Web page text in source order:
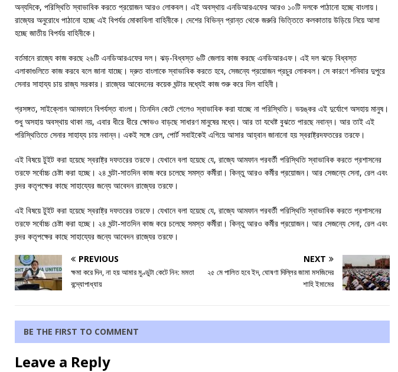
অন্যদিকে, পরিস্থিতি স্বাভাবিক করতে প্রয়োজন আরও লোকবল। এই অবস্থায় এনডিআরএফের আরও ১০টি দলকে পাঠানো হচ্ছে বাংলায়।
রাজ্যের অনুরোধে পাঠানো হচ্ছে এই বিপর্যয় মোকাবিলা বাহিনীকে। দেশের বিভিন্ন প্রান্ত থেকে জরুরি ভিত্তিতে কলকাতায় উড়িয়ে নিয়ে আসা
হচ্ছে জাতীয় বিপর্যয় বাহিনীকে।
বর্তমানে রাজ্যে কাজ করছে ২৬টি এনডিআরএফের দল। ঝড়-বিধ্বস্ত ৬টি জেলায় কাজ করছে এনডিআরএফ। এই দল ঝড়ে বিধ্বস্ত
এলাকাগুলিতে কাজ করবে বলে জানা যাচ্ছে। দ্রুত বাংলাকে স্বাভাবিক করতে হবে, সেজন্যে প্রয়োজন প্রচুর লোকবল। সে কারণে শনিবার দুপুরে
সেনার সাহায্য চায় রাজ্য সরকার। রাজ্যের আবেদনের কয়েক ঘন্টার মধ্যেই কাজ শুরু করে দিল বাহিনী।
প্রসঙ্গত, সাইক্লোন আমফানে বিপর্যস্ত বাংলা। তিনদিন কেটে গেলেও স্বাভাবিক করা যাচ্ছে না পরিস্থিতি। ভয়ঙ্কর এই দুর্যোগে অসহায় মানুষ।
শুধু অসহায় অবস্থায় থাকা নয়, এবার ধীরে ধীরে ক্ষোভও বাড়ছে সাধারণ মানুষের মধ্যে। আর তা যথেষ্ট বুঝতে পারছে নবান্ন। আর তাই এই
পরিস্থিতিতে সেনার সাহায্য চায় নবান্ন। একই সঙ্গে রেল, পোর্ট সবাইকেই এগিয়ে আসার আহ্বান জানানো হয় স্বরাষ্ট্রদফতরের তরফে।
এই বিষয়ে টুইট করা হয়েছে স্বরাষ্ট্র দফতরের তরফে। যেখানে বলা হয়েছে যে, রাজ্যে আমফান পরবর্তী পরিস্থিতি স্বাভাবিক করতে প্রশাসনের
তরফে সর্বোচ্চ চেষ্টা করা হচ্ছে। ২৪ ঘন্টা-সাতদিন কাজ করে চলেছে সমস্ত কর্মীরা। কিন্তু আরও কর্মীর প্রয়োজন। আর সেজন্যে সেনা, রেল এবং
বন্দর কতৃপক্ষের কাছে সাহায্যের জন্যে আবেদন রাজ্যের তরফে।
এই বিষয়ে টুইট করা হয়েছে স্বরাষ্ট্র দফতরের তরফে। যেখানে বলা হয়েছে যে, রাজ্যে আমফান পরবর্তী পরিস্থিতি স্বাভাবিক করতে প্রশাসনের
তরফে সর্বোচ্চ চেষ্টা করা হচ্ছে। ২৪ ঘন্টা-সাতদিন কাজ করে চলেছে সমস্ত কর্মীরা। কিন্তু আরও কর্মীর প্রয়োজন। আর সেজন্যে সেনা, রেল এবং
বন্দর কতৃপক্ষের কাছে সাহায্যের জন্যে আবেদন রাজ্যের তরফে।
PREVIOUS
ক্ষমা করে দিন, না হয় আমার মুণ্ডুটা কেটে নিন: মমতা
বন্দ্যোপাধ্যায়
NEXT
২৫ মে পালিত হবে ইদ, ঘোষণা দিল্লির জামা মসজিদের
শাহি ইমামের
BE THE FIRST TO COMMENT
Leave a Reply